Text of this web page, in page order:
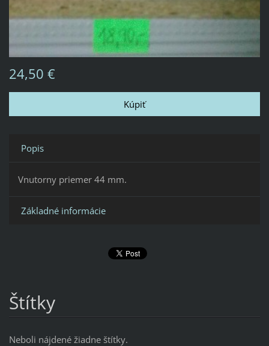
24,50 €
Popis
Vnutorny priemer 44 mm.
Základné informácie
Štítky
Neboli nájdené žiadne štítky.